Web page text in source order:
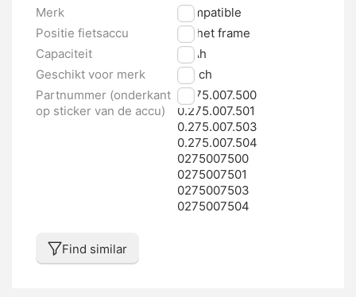
Merk
Compatible
Positie fietsaccu
Op het frame
Capaciteit
11 Ah
Geschikt voor merk
Bosch
Partnummer (onderkant
op sticker van de accu)
0.275.007.500
0.275.007.501
0.275.007.503
0.275.007.504
0275007500
0275007501
0275007503
0275007504
Find similar